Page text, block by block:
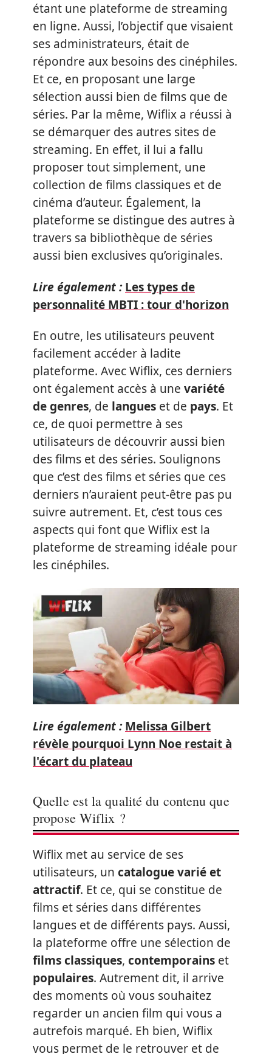
étant une plateforme de streaming
en ligne. Aussi, l’objectif que visaient
ses administrateurs, était de
répondre aux besoins des cinéphiles.
Et ce, en proposant une large
sélection aussi bien de films que de
séries. Par la même, Wiflix a réussi à
se démarquer des autres sites de
streaming. En effet, il lui a fallu
proposer tout simplement, une
collection de films classiques et de
cinéma d’auteur. Également, la
plateforme se distingue des autres à
travers sa bibliothèque de séries
aussi bien exclusives qu’originales.
Lire également : Les types de
personnalité MBTI : tour d'horizon
En outre, les utilisateurs peuvent
facilement accéder à ladite
plateforme. Avec Wiflix, ces derniers
ont également accès à une variété
de genres, de langues et de pays. Et
ce, de quoi permettre à ses
utilisateurs de découvrir aussi bien
des films et des séries. Soulignons
que c’est des films et séries que ces
derniers n’auraient peut-être pas pu
suivre autrement. Et, c’est tous ces
aspects qui font que Wiflix est la
plateforme de streaming idéale pour
les cinéphiles.
Lire également : Melissa Gilbert
révèle pourquoi Lynn Noe restait à
l'écart du plateau
Quelle est la qualité du contenu que
propose Wiflix ?
Wiflix met au service de ses
utilisateurs, un catalogue varié et
attractif. Et ce, qui se constitue de
films et séries dans différentes
langues et de différents pays. Aussi,
la plateforme offre une sélection de
films classiques, contemporains et
populaires. Autrement dit, il arrive
des moments où vous souhaitez
regarder un ancien film qui vous a
autrefois marqué. Eh bien, Wiflix
vous permet de le retrouver et de